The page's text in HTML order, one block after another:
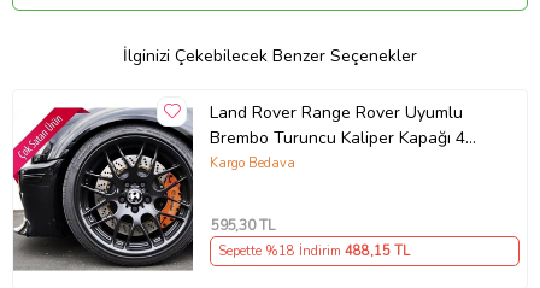
✔Malzeme:Dayanıklı ve uzun ömürlü malzeme.
Jant ve kaliper arasından en az 2 cm boşluk olan araçlarda
Kaliper tiplerine göre ufak çapta uygun kesme işlemi yapılabilir
Yüksek ısıya dayanıklı maddeden üretilmiştir.
●Fren merkezi üzerine yapıştırarak veya vidalanarak monte
edilebilir
●Araç kaliper sistemine göre ufak çapta kesme işlemi gerekebilir
●Diğer ithal ürünler gibi boyama değildir. Sonradan rengi asla
solmaz.
Montaj: Yapıştırma / Kaplama
İlginizi Çekebilecek Benzer Seçenekler
Land Rover Range Rover Uyumlu
Brembo Turuncu Kaliper Kapağı 4
Parça Ön Arka Set (Karışık)
Kargo Bedava
595,30 TL
Sepette %18 İndirim 488,15 TL